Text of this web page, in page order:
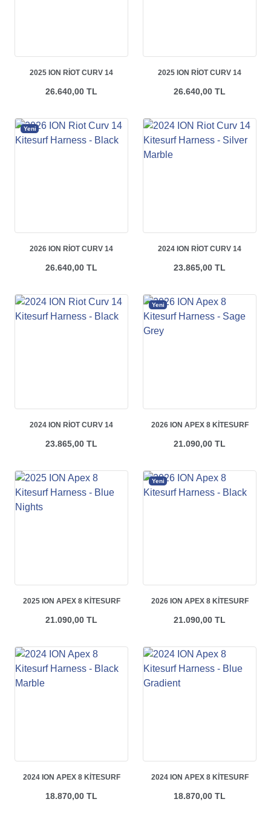
2025 ION RIOT CURV 14
26.640,00 TL
2025 ION RIOT CURV 14
26.640,00 TL
Yeni
2026 ION RIOT CURV 14
26.640,00 TL
2024 ION RIOT CURV 14
23.865,00 TL
2024 ION RIOT CURV 14
23.865,00 TL
Yeni
2026 ION APEX 8 KITESURF
21.090,00 TL
2025 ION APEX 8 KITESURF
21.090,00 TL
Yeni
2026 ION APEX 8 KITESURF
21.090,00 TL
2024 ION APEX 8 KITESURF
18.870,00 TL
2024 ION APEX 8 KITESURF
18.870,00 TL